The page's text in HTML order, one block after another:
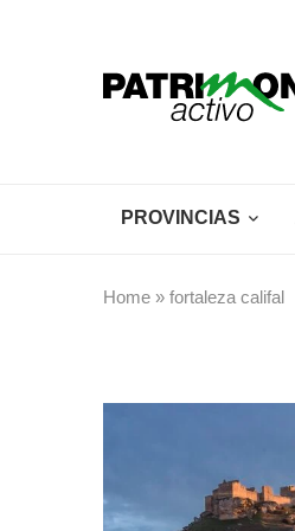
PROVINCIAS
Home » fortaleza califal